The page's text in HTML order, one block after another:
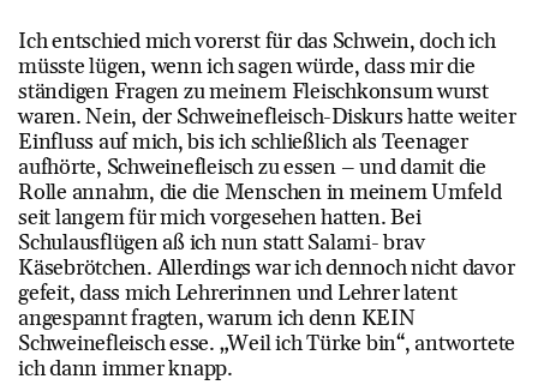
Ich entschied mich vorerst für das Schwein, doch ich
müsste lügen, wenn ich sagen würde, dass mir die
ständigen Fragen zu meinem Fleischkonsum wurst
waren. Nein, der Schweinefleisch-Diskurs hatte weiter
Einfluss auf mich, bis ich schließlich als Teenager
aufhörte, Schweinefleisch zu essen – und damit die
Rolle annahm, die die Menschen in meinem Umfeld
seit langem für mich vorgesehen hatten. Bei
Schulausflügen aß ich nun statt Salami- brav
Käsebrötchen. Allerdings war ich dennoch nicht davor
gefeit, dass mich Lehrerinnen und Lehrer latent
angespannt fragten, warum ich denn KEIN
Schweinefleisch esse. „Weil ich Türke bin“, antwortete
ich dann immer knapp.